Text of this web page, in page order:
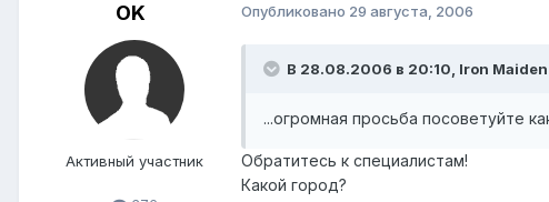
OK
Активный участник
Опубликовано 29 августа, 2006
В 28.08.2006 в 20:10, Iron Maiden
...огромная просьба посоветуйте
Обратитесь к специалистам!
Какой город?